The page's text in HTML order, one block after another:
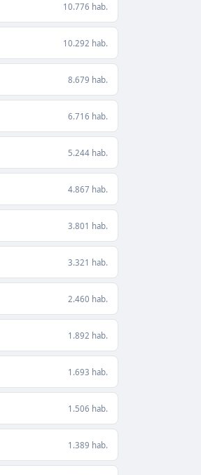
10.776 hab.
10.292 hab.
8.679 hab.
6.716 hab.
5.244 hab.
4.867 hab.
3.801 hab.
3.321 hab.
2.460 hab.
1.892 hab.
1.693 hab.
1.506 hab.
1.389 hab.